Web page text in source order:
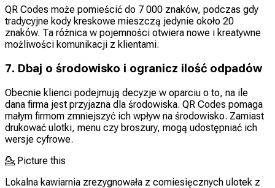
QR Codes może pomieścić do 7 000 znaków, podczas gdy
tradycyjne kody kreskowe mieszczą jedynie około 20
znaków. Ta różnica w pojemności otwiera nowe i kreatywne
możliwości komunikacji z klientami.
7. Dbaj o środowisko i ogranicz ilość odpadów
Obecnie klienci podejmują decyzje w oparciu o to, na ile
dana firma jest przyjazna dla środowiska. QR Codes pomaga
małym firmom zmniejszyć ich wpływ na środowisko. Zamiast
drukować ulotki, menu czy broszury, mogą udostępniać ich
wersje cyfrowe.
💁 Picture this
Lokalna kawiarnia zrezygnowała z comiesięcznych ulotek z